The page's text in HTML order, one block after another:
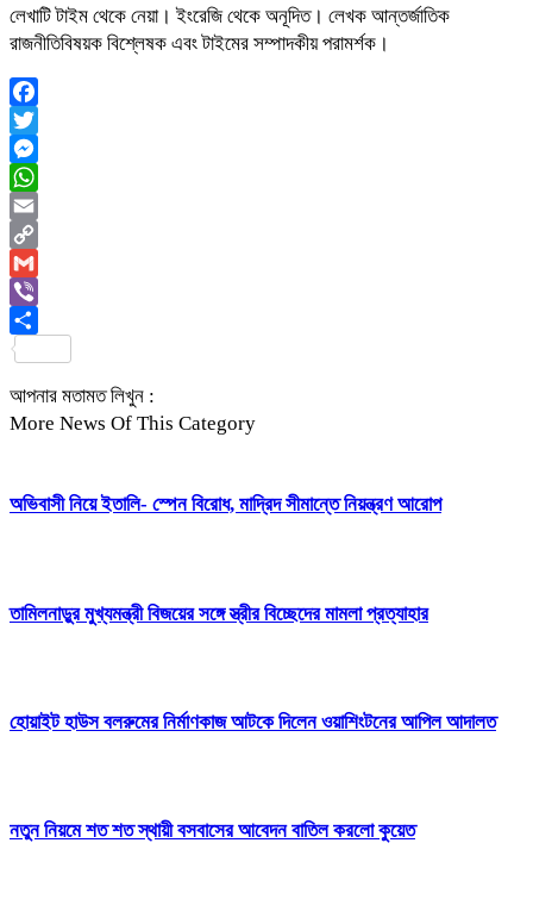
লেখাটি টাইম থেকে নেয়া। ইংরেজি থেকে অনূদিত। লেখক আন্তর্জাতিক
রাজনীতিবিষয়ক বিশ্লেষক এবং টাইমের সম্পাদকীয় পরামর্শক।
Facebook
Twitter
Messenger
WhatsApp
Email
Copy
Link
Gmail
Viber
আপনার মতামত লিখুন :
More News Of This Category
অভিবাসী নিয়ে ইতালি- স্পেন বিরোধ, মাদ্রিদ সীমান্তে নিয়ন্ত্রণ আরোপ
তামিলনাড়ুর মুখ্যমন্ত্রী বিজয়ের সঙ্গে স্ত্রীর বিচ্ছেদের মামলা প্রত্যাহার
হোয়াইট হাউস বলরুমের নির্মাণকাজ আটকে দিলেন ওয়াশিংটনের আপিল আদালত
নতুন নিয়মে শত শত স্থায়ী বসবাসের আবেদন বাতিল করলো কুয়েত